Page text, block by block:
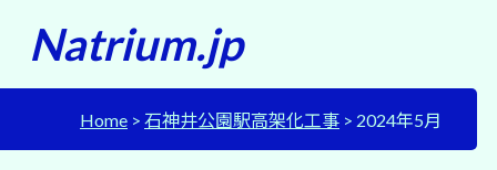
Natrium.jp
Home 石神井公園駅高架化工事 2024年5月